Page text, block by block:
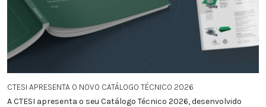
CTESI APRESENTA O NOVO CATÁLOGO TÉCNICO 2026
A CTESI apresenta o seu Catálogo Técnico 2026, desenvolvido